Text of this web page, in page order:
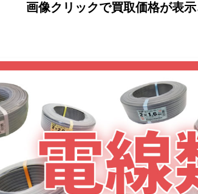
画像クリックで買取価格が表示